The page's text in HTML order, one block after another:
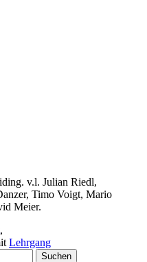
v.l. Julian Riedl,
Timo Voigt, Mario
Meier.
,
Lehrgang